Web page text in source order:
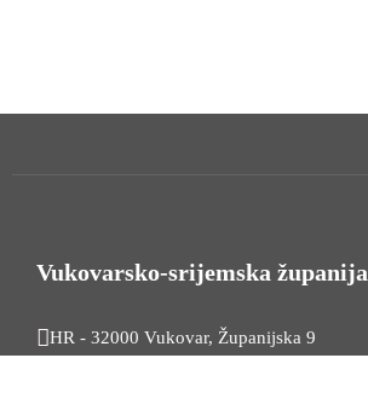
Vukovarsko-srijemska županija
HR - 32000 Vukovar, Županijska 9